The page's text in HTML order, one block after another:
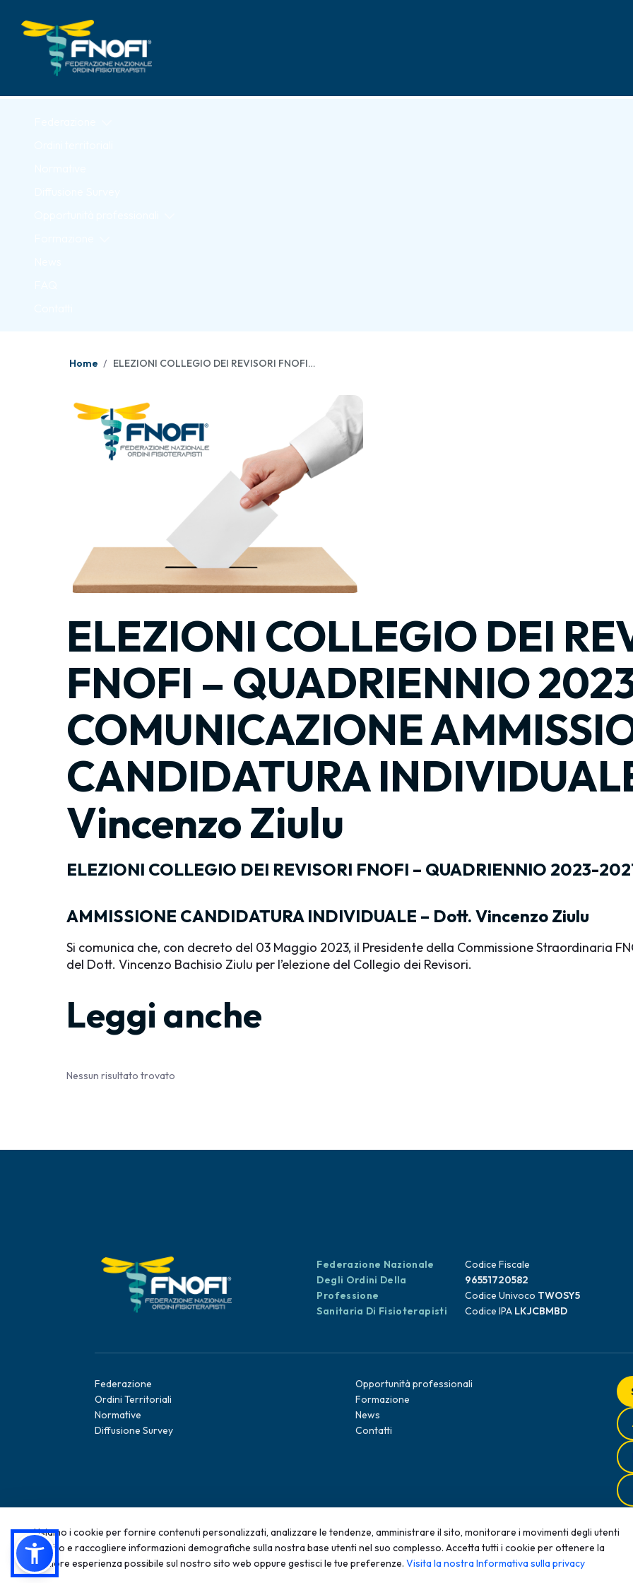
Home ELEZIONI COLLEGIO DEI REVISORI FNOFI – QUADRIENNIO 2023-2027 – COMUNICAZIONE AMMISSIONE CANDIDATURA INDIVIDUALE – Dott. Vincenzo Ziulu
ELEZIONI COLLEGIO DEI
FNOFI – QUADRIENNIO
COMUNICAZIONE
CANDIDATURA
Vincenzo Ziulu
ELEZIONI COLLEGIO DEI REVISORI FNOFI – QUADRIENNIO 2023-
AMMISSIONE CANDIDATURA INDIVIDUALE – Dott. Vincenzo Ziulu
Si comunica che, con decreto del 03 Maggio 2023, il Presidente della Commissione Straordinaria
del Dott. Vincenzo Bachisio Ziulu per l’elezione del Collegio dei Revisori.
Leggi anche
Nessun risultato trovato
Federazione Nazionale
Degli Ordini Della
Professione
Sanitaria Di Fisioterapisti
Codice Fiscale
96551720582
Codice Univoco TWOSY5
Codice IPA LKJCBMBD
Federazione
Ordini Territoriali
Normative
Diffusione Survey
Opportunità professionali
Formazione
News
Contatti
2025 - Tutti i diritti sono riservati; qualsiasi riproduzione, anche parziale, senza autorizzazione scritta è
Usiamo i cookie per fornire contenuti personalizzati, analizzare le tendenze, amministrare il sito, monitorare i movimenti degli utenti
sul sito e raccogliere informazioni demografiche sulla nostra base utenti nel suo complesso. Accetta tutti i cookie per ottenere la
migliore esperienza possibile sul nostro sito web oppure gestisci le tue preferenze. Visita la nostra Informativa sulla privacy